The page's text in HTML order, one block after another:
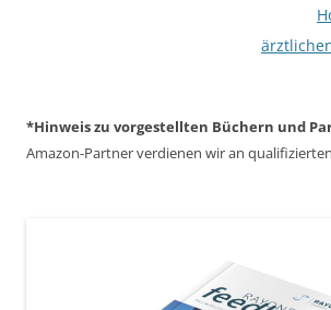
*Hinweis zu vorgestellten Büchern und
Amazon-Partner verdienen wir an